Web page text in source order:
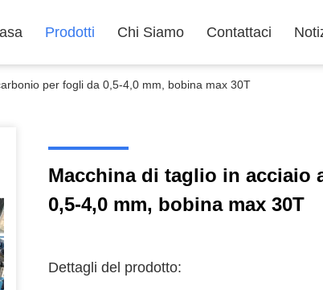
Prodotti Chi Siamo Contattaci
per fogli da 0,5-4,0 mm, bobina max 30T
Macchina di taglio in acciaio
0,5-4,0 mm, bobina max 30T
Dettagli del prodotto: